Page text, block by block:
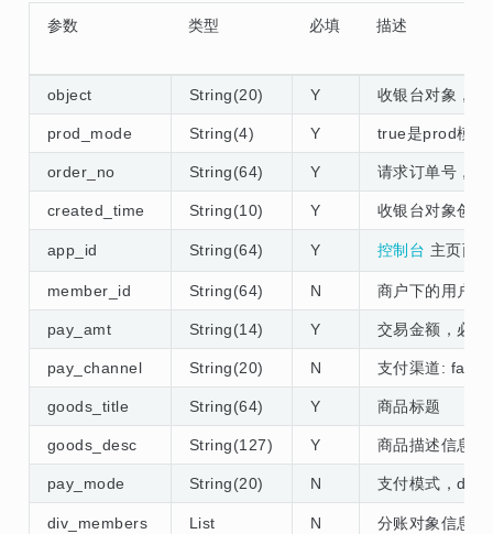
参数 类型 必填 描述
object String(20) Y 收银台对象，
prod_mode String(4) Y true是prod模
order_no String(64) Y 请求订单号，
created_time String(10) Y 收银台对象创建
app_id String(64) Y 控制台 主页面
member_id String(64) N 商户下的用户id
pay_amt String(14) Y 交易金额，必
pay_channel String(20) N 支付渠道:
goods_title String(64) Y 商品标题
goods_desc String(127) Y 商品描述信息
pay_mode String(20) N 支付模式，
div_members List N 分账对象信息